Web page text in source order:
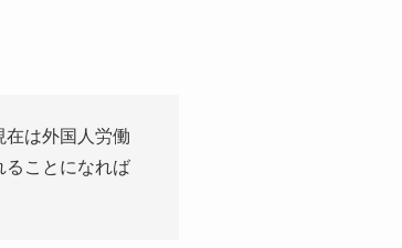
在は外国人労働
ることになれば